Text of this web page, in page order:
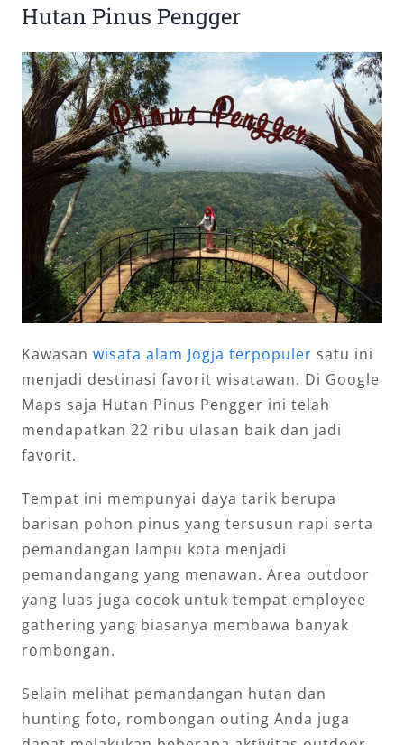
Hutan Pinus Pengger
Kawasan wisata alam Jogja terpopuler satu ini
menjadi destinasi favorit wisatawan. Di Google
Maps saja Hutan Pinus Pengger ini telah
mendapatkan 22 ribu ulasan baik dan jadi
favorit.
Tempat ini mempunyai daya tarik berupa
barisan pohon pinus yang tersusun rapi serta
pemandangan lampu kota menjadi
pemandangang yang menawan. Area outdoor
yang luas juga cocok untuk tempat employee
gathering yang biasanya membawa banyak
rombongan.
Selain melihat pemandangan hutan dan
hunting foto, rombongan outing Anda juga